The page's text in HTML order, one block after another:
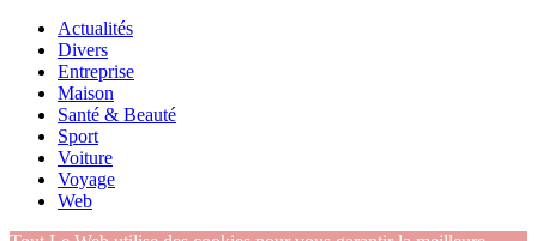
Actualités
Divers
Entreprise
Maison
Santé & Beauté
Sport
Voiture
Voyage
Web